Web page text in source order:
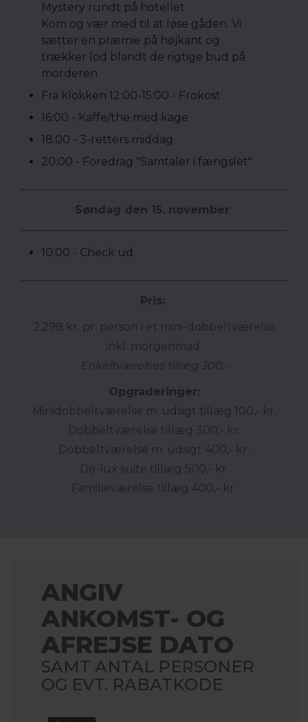
Mystery rundt på hotellet
Kom og vær med til at løse gåden. Vi
sætter en præmie på højkant og
trækker lod blandt de rigtige bud på
morderen
Fra klokken 12:00-15:00 - Frokost
16:00 - Kaffe/the med kage
18:00 - 3-retters middag
20:00 - Foredrag "Samtaler i fængslet"
Søndag den 15. november
10:00 - Check ud
Pris:
2.298 kr. pr. person i et mini-dobbeltværelse
inkl. morgenmad
Enkeltværelses tillæg 300,-
Opgraderinger:
Minidobbeltværelse m. udsigt tillæg 100,- kr.
Dobbeltværelse tillæg 300,- kr.
Dobbeltværelse m. udsigt 400,- kr.
De-lux suite tillæg 500,- kr.
Familieværelse tillæg 400,- kr.
ANGIV
ANKOMST- OG
AFREJSE DATO
SAMT ANTAL PERSONER
OG EVT. RABATKODE